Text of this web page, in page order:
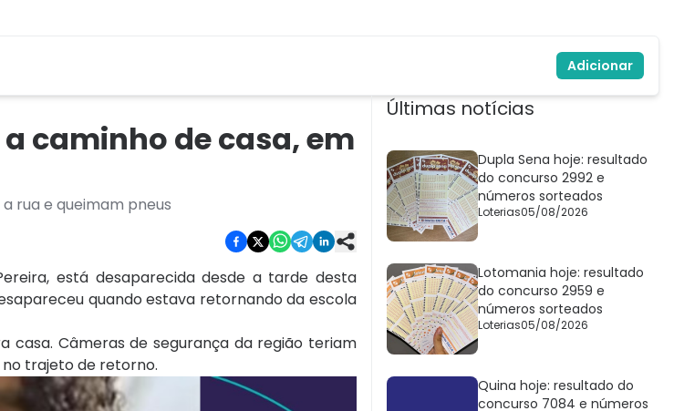
Adicionar
caminho de casa, em
rua e queimam pneus
está desaparecida desde a tarde desta
quando estava retornando da escola
casa. Câmeras de segurança da região teriam
no trajeto de retorno.
Últimas notícias
Dupla Sena hoje: resultado
do concurso 2992 e
números sorteados
Loterias05/08/2026
Lotomania hoje: resultado
do concurso 2959 e
números sorteados
Loterias05/08/2026
Quina hoje: resultado do
concurso 7084 e números